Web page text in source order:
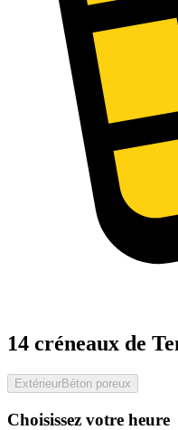
14 créneaux de
ExtérieurBéton poreux
Choisissez votre heure